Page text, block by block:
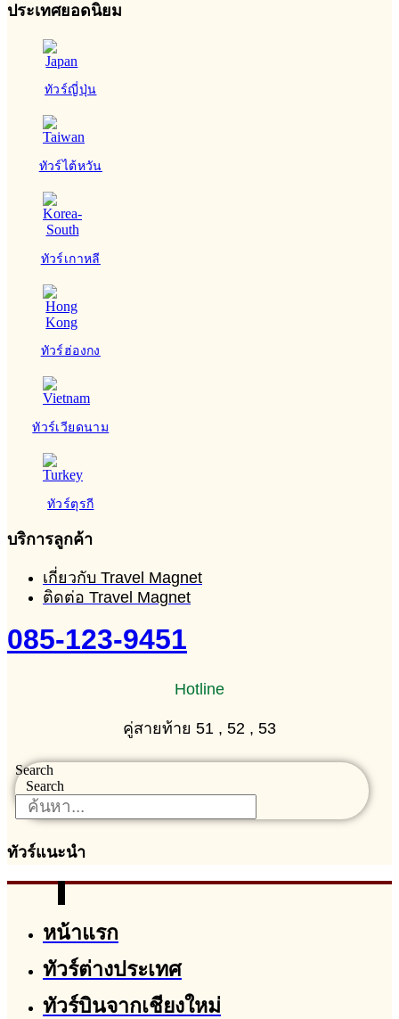
ประเทศยอดนิยม
ทัวร์ญี่ปุ่น
ทัวร์ไต้หวัน
ทัวร์เกาหลี
ทัวร์ฮ่องกง
ทัวร์เวียดนาม
ทัวร์ตุรกี
บริการลูกค้า
เกี่ยวกับ Travel Magnet
ติดต่อ Travel Magnet
085-123-9451
Hotline
คู่สายท้าย 51 , 52 , 53
Search
Search
ทัวร์แนะนำ
หน้าแรก
ทัวร์ต่างประเทศ
ทัวร์บินจากเชียงใหม่